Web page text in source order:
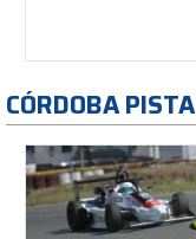
CÓRDOBA PISTA